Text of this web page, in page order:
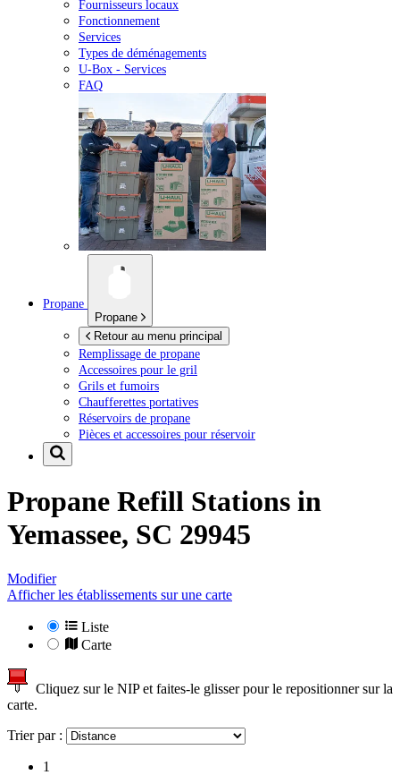
Fournisseurs locaux
Fonctionnement
Services
Types de déménagements
U-Box - Services
FAQ
Propane
Propane
Retour au menu principal
Remplissage de propane
Accessoires pour le gril
Grils et fumoirs
Chaufferettes portatives
Réservoirs de propane
Pièces et accessoires pour réservoir
Propane Refill Stations in
Yemassee, SC 29945
Modifier
Afficher les établissements sur une carte
Liste
Carte
Cliquez sur le NIP et faites-le glisser pour le repositionner sur la
carte.
Trier par :
1